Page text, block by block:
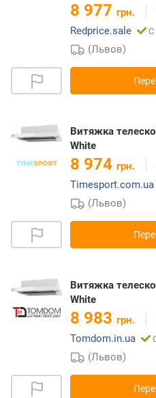
8 977 грн.
Redprice.sale
С
(Львов)
Витяжка
White
8 974 грн.
Timesport.com.ua
(Львов)
Витяжка
White
8 983 грн.
Tomdom.in.ua
(Львов)